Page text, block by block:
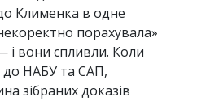
Клименка в одне
порахувала»
і вони спливли. Коли
до НАБУ та САП,
зібраних доказів